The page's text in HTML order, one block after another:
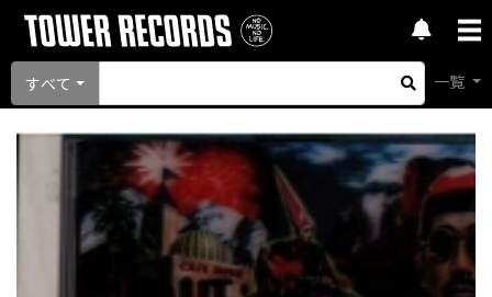
すべて 一覧